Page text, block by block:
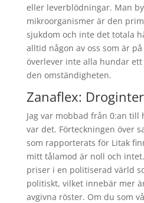
eller leverblödningar. Man
mikroorganismer är den
sjukdom och inte det totala
alltid någon av oss som är
överlever inte alla hundar
den omständigheten.
Zanaflex:
Jag var mobbad från 0:an
var det. Förteckningen över
som rapporterats för Litak
mitt tålamod är noll och
priser i en politiserad värld
politiskt, vilket innebär mer
avgivna röster. Om du som